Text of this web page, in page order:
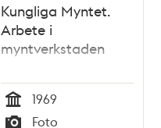
Kungliga Myntet.
Arbete i
myntverkstaden
Tid
1969
Foto